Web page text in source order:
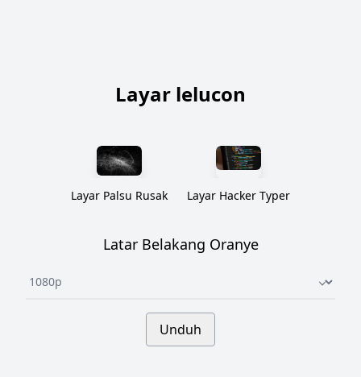
Layar lelucon
Layar Palsu Rusak Layar Hacker Typer
Latar Belakang Oranye
Underline select
Unduh